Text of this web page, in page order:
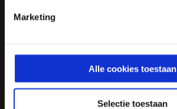
Marketing
Alle cookies toestaan
Selectie toestaan